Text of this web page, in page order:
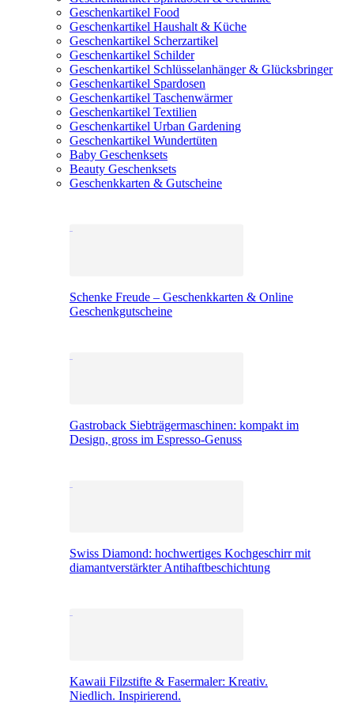
Geschenkartikel Food
Geschenkartikel Haushalt & Küche
Geschenkartikel Scherzartikel
Geschenkartikel Schilder
Geschenkartikel Schlüsselanhänger & Glücksbringer
Geschenkartikel Spardosen
Geschenkartikel Taschenwärmer
Geschenkartikel Textilien
Geschenkartikel Urban Gardening
Geschenkartikel Wundertüten
Baby Geschenksets
Beauty Geschenksets
Geschenkkarten & Gutscheine
Schenke Freude – Geschenkkarten & Online
Geschenkgutscheine
Gastroback Siebträgermaschinen: kompakt im
Design, gross im Espresso-Genuss
Swiss Diamond: hochwertiges Kochgeschirr mit
diamantverstärkter Antihaftbeschichtung
Kawaii Filzstifte & Fasermaler: Kreativ.
Niedlich. Inspirierend.